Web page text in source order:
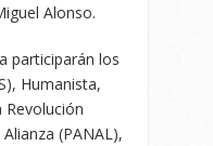
Alonso.
participarán los
Humanista,
Revolución
(PANAL),